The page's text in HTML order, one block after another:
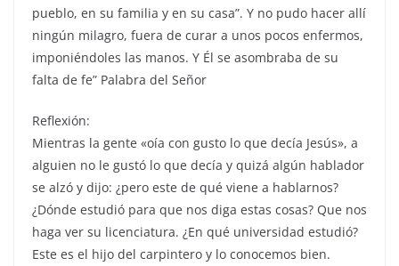
pueblo, en su familia y en su casa”. Y no pudo hacer allí
ningún milagro, fuera de curar a unos pocos enfermos,
imponiéndoles las manos. Y Él se asombraba de su
falta de fe” Palabra del Señor
Reflexión:
Mientras la gente «oía con gusto lo que decía Jesús», a
alguien no le gustó lo que decía y quizá algún hablador
se alzó y dijo: ¿pero este de qué viene a hablarnos?
¿Dónde estudió para que nos diga estas cosas? Que nos
haga ver su licenciatura. ¿En qué universidad estudió?
Este es el hijo del carpintero y lo conocemos bien.